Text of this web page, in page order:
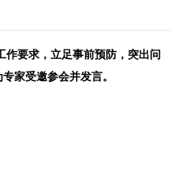
，立足事前预防，突出问
受邀参会并发言。